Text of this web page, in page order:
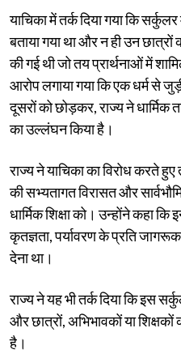
याचिका में तर्क दिया गया कि
बताया गया था और न ही उन छात्रों
की गई थी जो तय प्रार्थनाओं में
आरोप लगाया गया कि एक धर्म से
दूसरों को छोड़कर, राज्य ने
का उल्लंघन किया है।
राज्य ने याचिका का विरोध करते
की सभ्यतागत विरासत और
धार्मिक शिक्षा को। उन्होंने कहा
कृतज्ञता, पर्यावरण के प्रति
देना था।
राज्य ने यह भी तर्क दिया कि इस
और छात्रों, अभिभावकों या
है।